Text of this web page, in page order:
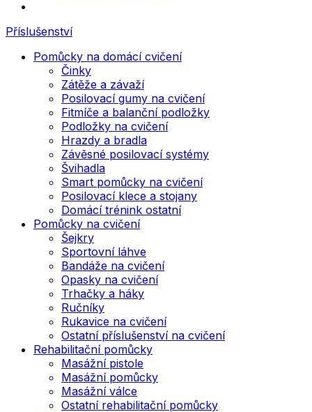
Příslušenství
Pomůcky na domácí cvičení
Činky
Zátěže a závaží
Posilovací gumy na cvičení
Fitmíče a balanční podložky
Podložky na cvičení
Hrazdy a bradla
Závěsné posilovací systémy
Švihadla
Smart pomůcky na cvičení
Posilovací klece a stojany
Domácí trénink ostatní
Pomůcky na cvičení
Šejkry
Sportovní láhve
Bandáže na cvičení
Opasky na cvičení
Trhačky a háky
Ručníky
Rukavice na cvičení
Ostatní příslušenství na cvičení
Rehabilitační pomůcky
Masážní pistole
Masážní pomůcky
Masážní válce
Ostatní rehabilitační pomůcky